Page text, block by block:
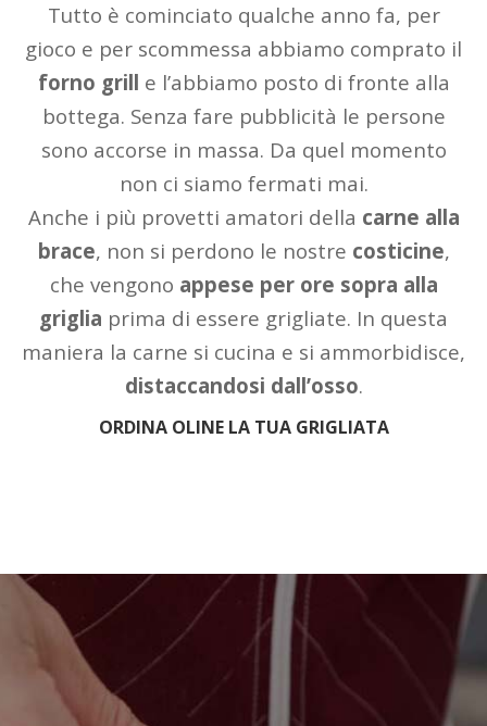
Tutto è cominciato qualche anno fa, per
gioco e per scommessa abbiamo comprato il
forno grill e l’abbiamo posto di fronte alla
bottega. Senza fare pubblicità le persone
sono accorse in massa. Da quel momento
non ci siamo fermati mai.
Anche i più provetti amatori della carne alla
brace, non si perdono le nostre costicine,
che vengono appese per ore sopra alla
griglia prima di essere grigliate. In questa
maniera la carne si cucina e si ammorbidisce,
distaccandosi dall’osso.
ORDINA OLINE LA TUA GRIGLIATA